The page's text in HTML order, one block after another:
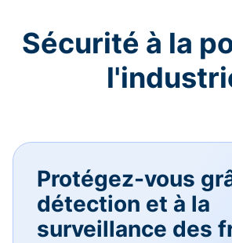
Sécurité à la
Protégez-vous
détection et à la
surveillance des